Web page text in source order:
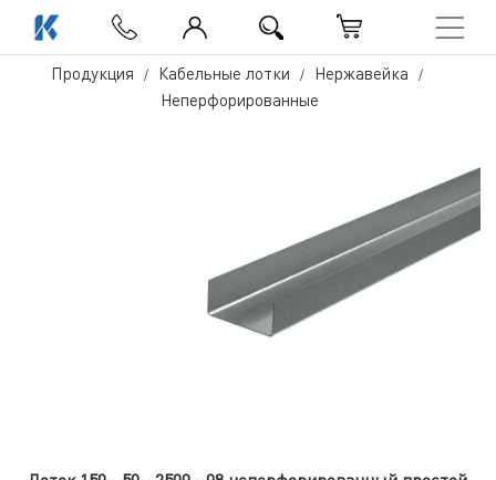
Продукция Кабельные лотки
Нержавейка
Неперфорированные